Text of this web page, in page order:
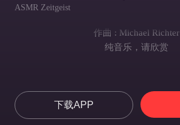
ASMR Zeitgeist
作曲 : Michael Richter
纯音乐，请欣赏
下载APP